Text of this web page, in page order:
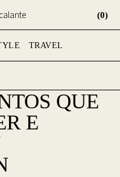
(0)
TRAVEL
QUE
E